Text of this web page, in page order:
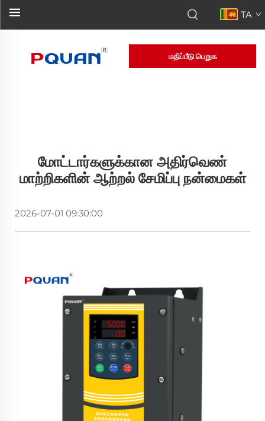
TA
மதிப்பீடு பெறுக
மோட்டார்களுக்கான அதிர்வெண்
மாற்றிகளின் ஆற்றல் சேமிப்பு நன்மைகள்
2026-07-01 09:30:00